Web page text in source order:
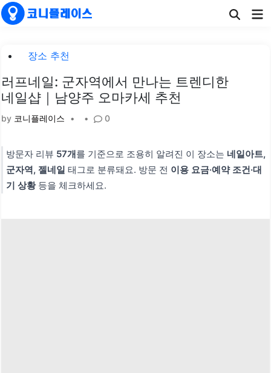
Skip
to
Posted장소 추천
러프네일: 군자역에서 만나는 트렌디한
네일샵｜남양주 오마카세 추천
by 코니플레이스 • • 0
방문자 리뷰 57개를 기준으로 조용히 알려진 이 장소는 네일아트,
군자역, 젤네일 태그로 분류돼요. 방문 전 이용 요금·예약 조건·대
기 상황등을 체크하세요.